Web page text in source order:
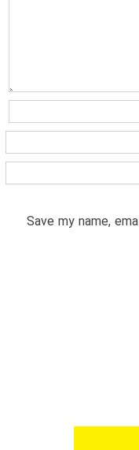
Save my name,